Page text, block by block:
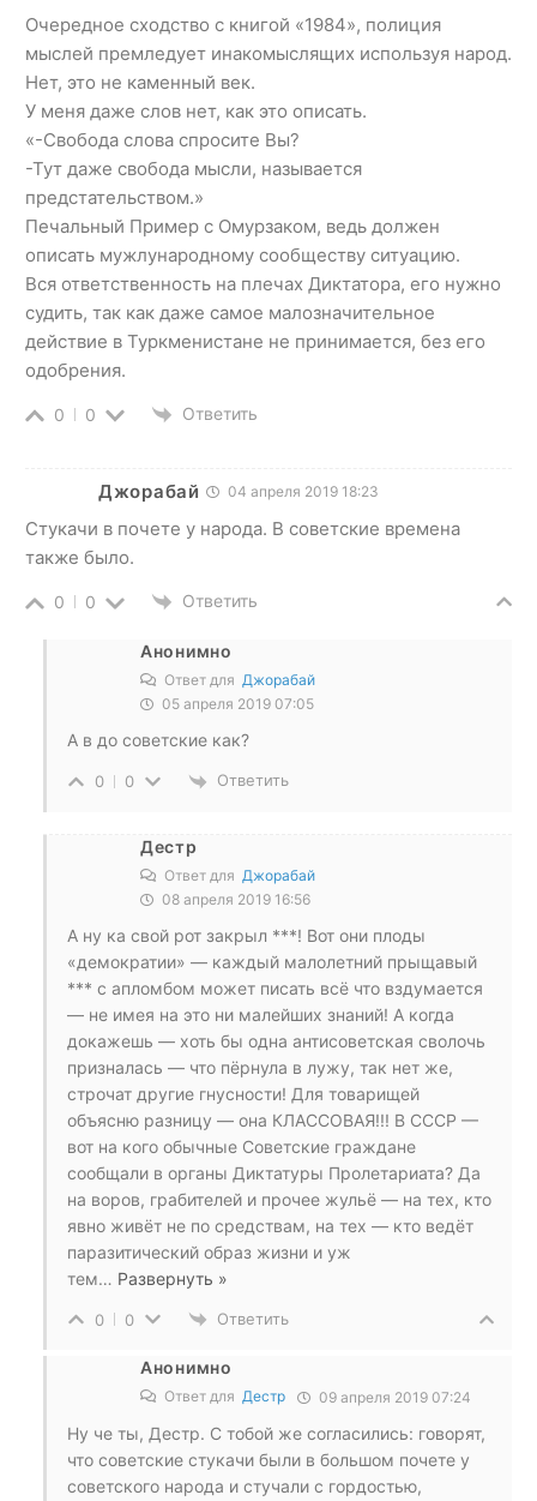
Очередное сходство с книгой «1984», полиция
мыслей премледует инакомыслящих используя народ.
Нет, это не каменный век.
У меня даже слов нет, как это описать.
«-Свобода слова спросите Вы?
-Тут даже свобода мысли, называется
предстательством.»
Печальный Пример с Омурзаком, ведь должен
описать мужлународному сообществу ситуацию.
Вся ответственность на плечах Диктатора, его нужно
судить, так как даже самое малозначительное
действие в Туркменистане не принимается, без его
одобрения.
0 0 Ответить
Джорабай 04 апреля 2019 18:23
Стукачи в почете у народа. В советские времена
также было.
0 0 Ответить
Анонимно
Ответ для Джорабай
05 апреля 2019 07:05
А в до советские как?
0 0 Ответить
Дестр
Ответ для Джорабай
08 апреля 2019 16:56
А ну ка свой рот закрыл ***! Вот они плоды
«демократии» — каждый малолетний прыщавый
*** с апломбом может писать всё что вздумается
— не имея на это ни малейших знаний! А когда
докажешь — хоть бы одна антисоветская сволочь
призналась — что пёрнула в лужу, так нет же,
строчат другие гнусности! Для товарищей
объясню разницу — она КЛАССОВАЯ!!! В СССР —
вот на кого обычные Советские граждане
сообщали в органы Диктатуры Пролетариата? Да
на воров, грабителей и прочее жульё — на тех, кто
явно живёт не по средствам, на тех — кто ведёт
паразитический образ жизни и уж
тем… Развернуть »
0 0 Ответить
Анонимно
Ответ для Дестр 09 апреля 2019 07:24
Ну че ты, Дестр. С тобой же согласились: говорят,
что советские стукачи были в большом почете у
советского народа и стучали с гордостью,